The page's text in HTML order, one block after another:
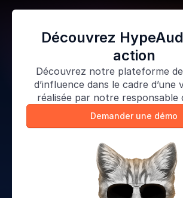
Découvrez
action
Découvrez notre plateforme
d’influencedans le cadre d’une
réalisée par notre responsable
Demander une démo